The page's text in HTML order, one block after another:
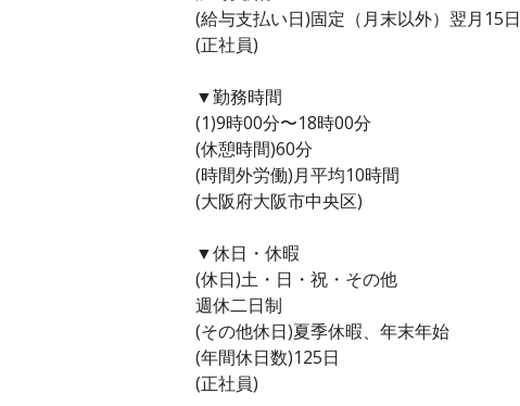
(給与支払い日)固定（月末以外）翌月15日
(正社員)
▼勤務時間
(1)9時00分〜18時00分
(休憩時間)60分
(時間外労働)月平均10時間
(大阪府大阪市中央区)
▼休日・休暇
(休日)土・日・祝・その他
週休二日制
(その他休日)夏季休暇、年末年始
(年間休日数)125日
(正社員)